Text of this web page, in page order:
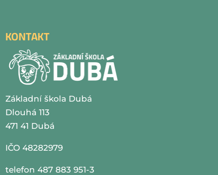
KONTAKT
Základní škola Dubá
Dlouhá 113
471 41 Dubá
IČO 48282979
telefon 487 883 951-3